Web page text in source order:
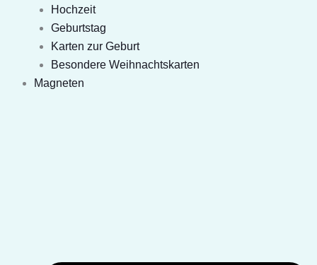
Hochzeit
Geburtstag
Karten zur Geburt
Besondere Weihnachtskarten
Magneten